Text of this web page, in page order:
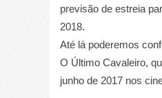
previsão de estreia
2018.
Até lá poderemos
O Último Cavaleiro,
junho de 2017 nos